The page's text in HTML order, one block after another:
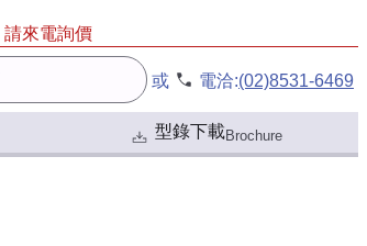
請來電詢價
或 電洽:(02)8531-6469
型錄下載Brochure